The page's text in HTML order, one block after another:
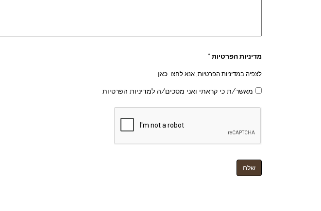
מדיניות הפרטיות *
לצפיה במדיניות הפרטיות, אנא לחצו כאן
מאשר/ת כי קראתי ואני מסכים/ה למדיניות הפרטיות